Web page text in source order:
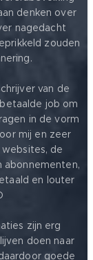
denken over
nagedacht
zouden
van de
job om
in de vorm
mij en zeer
de
abonnementen,
en louter
❤️
zijn erg
doen naar
goede